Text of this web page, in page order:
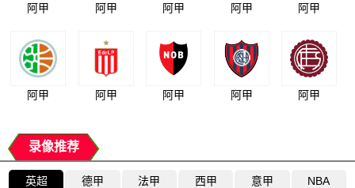
阿甲 阿甲 阿甲 阿甲 阿甲
阿甲 阿甲 阿甲 阿甲 阿甲
录像推荐
英超 德甲 法甲 西甲 意甲 NBA